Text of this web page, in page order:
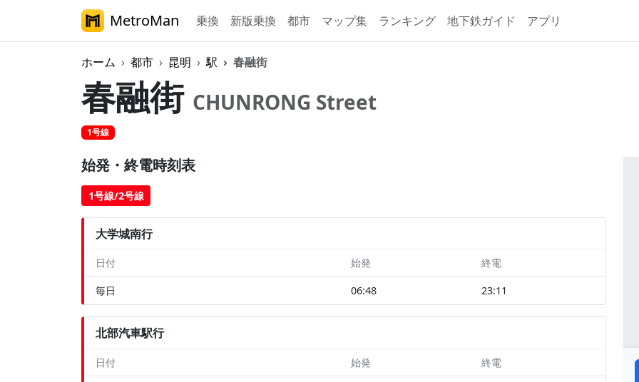
MetroMan 乗換 新版乗換 都市 マップ集 ランキング 地下鉄ガイド アプリ
ホーム 都市 昆明 駅 春融街
春融街 CHUNRONG Street
1号線
始発・終電時刻表
1号線/2号線
大学城南行
日付 始発 終電
毎日 06:48 23:11
北部汽車駅行
日付 始発 終電